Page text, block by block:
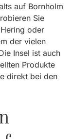
auf Bornholm
Sie
oder
der vielen
Insel ist auch
Produkte
direkt bei den